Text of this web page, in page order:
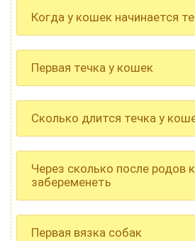
Когда у кошек начинается
Первая течка у кошек
Сколько длится течка у
Через сколько после родов
забеременеть
Первая вязка собак